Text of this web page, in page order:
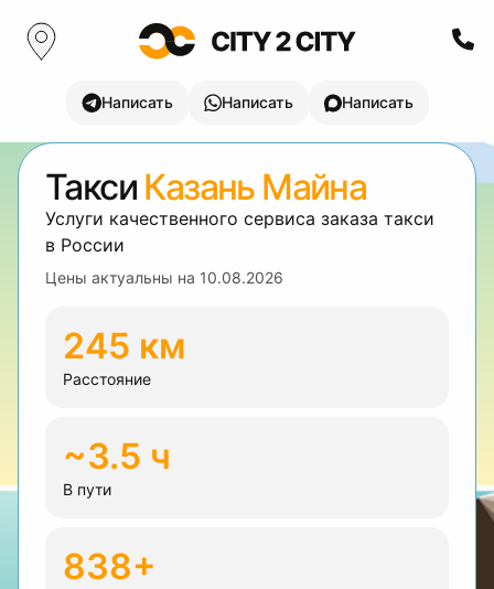
Написать Написать Написать
Такси Казань Майна
Услуги качественного сервиса заказа такси
в России
Цены актуальны на 10.08.2026
245 км
Расстояние
~3.5 ч
В пути
838+